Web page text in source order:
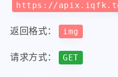
https://
返回格式： img
请求方式： GET